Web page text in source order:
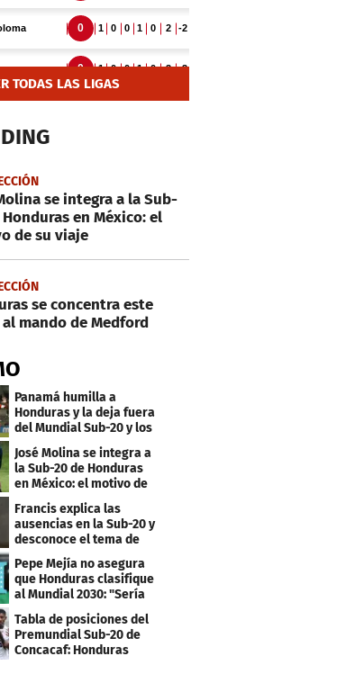
TODAS LAS LIGAS
se integra a la Sub-
en México: el
de su viaje
se concentra este
mando de Medford
Panamá humilla a
Honduras y la deja fuera
del Mundial Sub-20 y los
Juegos Olímpicos
José Molina se integra a
la Sub-20 de Honduras
en México: el motivo de
su viaje
Francis explica las
ausencias en la Sub-20 y
desconoce el tema de
los tiktokers
Pepe Mejía no asegura
que Honduras clasifique
al Mundial 2030: "Sería
mentir"
Tabla de posiciones del
Premundial Sub-20 de
Concacaf: Honduras